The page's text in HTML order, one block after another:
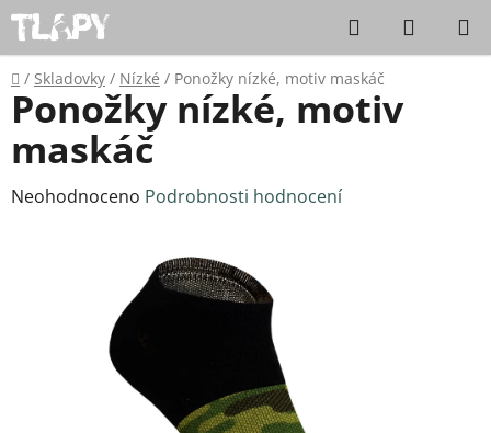
Přejít na obsah Hledat
Domů
/ Skladovky / Nízké / Ponožky nízké, motiv maskáč
Ponožky nízké, motiv
maskáč
Průměrné hodnocení produktu je 0,0 z 5 hvězdiček.
Neohodnoceno Podrobnosti hodnocení